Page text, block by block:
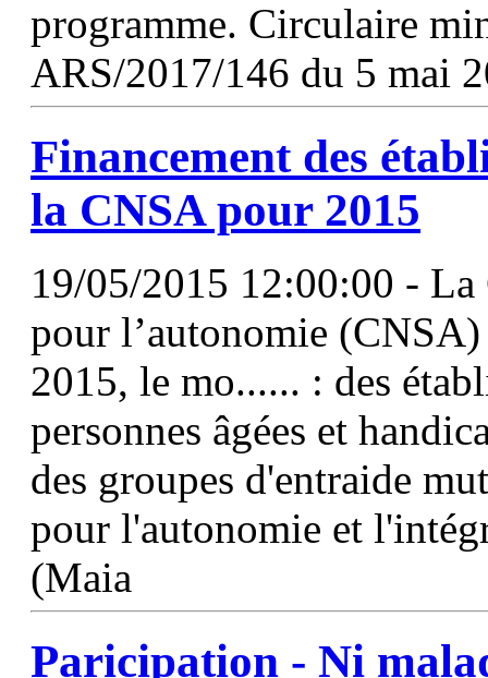
programme. Circulaire
ARS/2017/146 du 5 mai
Financement des
la CNSA pour 2015
19/05/2015 12:00:00 - La
pour l’autonomie
2015, le mo...... : des
personnes âgées et
des groupes d'entraide
pour l'autonomie et
(Maia
Paricipation - Ni